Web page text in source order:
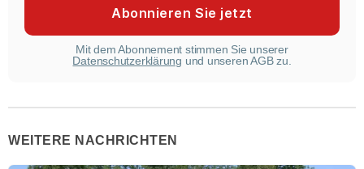
Mit dem Abonnement stimmen Sie unserer
Datenschutzerklärung und unseren AGB zu.
WEITERE NACHRICHTEN